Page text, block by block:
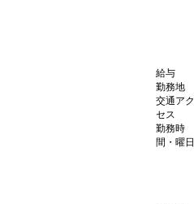
給与
勤務地
交通アク
セス
勤務時
間・曜日